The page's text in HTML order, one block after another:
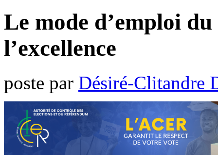
Le mode d’emploi
l’excellence
poste par Désiré-Clitandre